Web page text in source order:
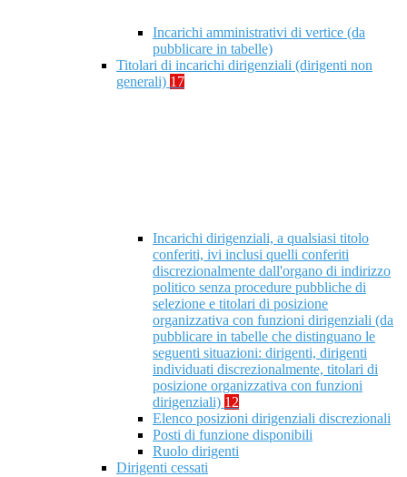
Incarichi amministrativi di vertice (da
pubblicare in tabelle)
Titolari di incarichi dirigenziali (dirigenti non
generali) 17
Incarichi dirigenziali, a qualsiasi titolo
conferiti, ivi inclusi quelli conferiti
discrezionalmente dall'organo di indirizzo
politico senza procedure pubbliche di
selezione e titolari di posizione
organizzativa con funzioni dirigenziali (da
pubblicare in tabelle che distinguano le
seguenti situazioni: dirigenti, dirigenti
individuati discrezionalmente, titolari di
posizione organizzativa con funzioni
dirigenziali) 12
Elenco posizioni dirigenziali discrezionali
Posti di funzione disponibili
Ruolo dirigenti
Dirigenti cessati